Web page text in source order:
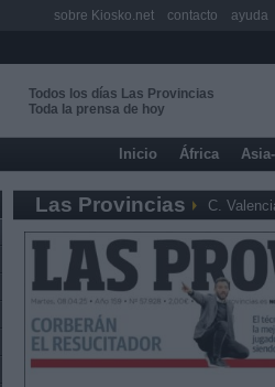
Todos los días Las Provincias
Toda la prensa de hoy
Inicio África
Las Provincias C.
sobre Kiosko.net contacto ayuda